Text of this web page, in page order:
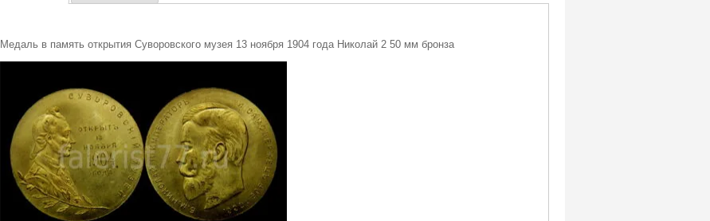
Медаль в память открытия Суворовского музея 13 ноября 1904 года Николай 2 50 мм бронза